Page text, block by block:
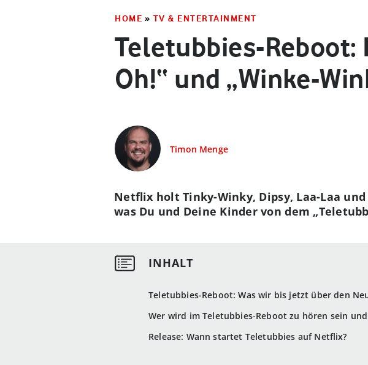
HOME » TV & ENTERTAINMENT
Teletubbies-Reboot:
Oh!“ und „Winke-
Timon Menge
Teletubbies-Reboot: Was wir bis jetzt über den
Wer wird im Teletubbies-Reboot zu hören sein
Release: Wann startet Teletubbies auf Netflix?
Netflix holt Tinky-Winky, Dipsy, Laa-Laa
was Du und Deine Kinder von dem